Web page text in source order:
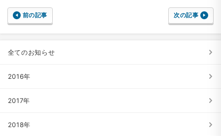
前の記事 次の記事
全てのお知らせ
2016年
2017年
2018年